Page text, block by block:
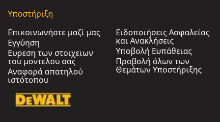
Υποστήριξη
Επικοινωνήστε μαζί μας
Εγγύηση
Ευρεση των στοιχειων
του μοντελου σας
Αναφορά απατηλού
ιστότοπου
Ειδοποιήσεις Ασφαλείας
και Ανακλήσεις
Υποβολή Ευπάθειας
Προβολή όλων των
Θεμάτων Υποστήριξης